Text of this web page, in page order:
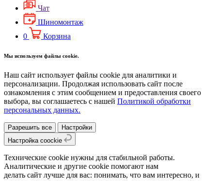
Чат
Шиномонтаж
0
Корзина
Мы используем файлы cookie.
Наш сайт использует файлы cookie для аналитики и
персонализации. Продолжая использовать сайт после
ознакомления с этим сообщением и предоставления своего
выбора, вы соглашаетесь с нашей Политикой обработки
персональных данных.
Разрешить все
Настройки
Настройка coockie
Технические cookie нужны для стабильной работы.
Аналитические и другие cookie помогают нам
делать сайт лучше для вас: понимать, что вам интересно, и